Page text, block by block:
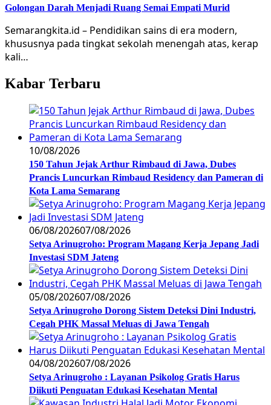
Golongan Darah Menjadi Ruang Semai Empati Murid
Semarangkita.id – Pendidikan sains di era modern,
khususnya pada tingkat sekolah menengah atas, kerap
kali…
Kabar Terbaru
10/08/2026
150 Tahun Jejak Arthur Rimbaud di Jawa, Dubes
Prancis Luncurkan Rimbaud Residency dan Pameran di
Kota Lama Semarang
06/08/202607/08/2026
Setya Arinugroho: Program Magang Kerja Jepang Jadi
Investasi SDM Jateng
05/08/202607/08/2026
Setya Arinugroho Dorong Sistem Deteksi Dini Industri,
Cegah PHK Massal Meluas di Jawa Tengah
04/08/202607/08/2026
Setya Arinugroho : Layanan Psikolog Gratis Harus
Diikuti Penguatan Edukasi Kesehatan Mental